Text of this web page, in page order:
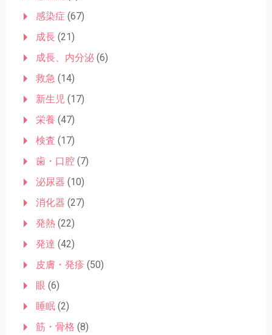
感染症 (67)
成長(21)
成長、内分泌(6)
救急 (14)
新生児 (17)
栄養 (47)
検査 (17)
歯・口腔(7)
泌尿器 (10)
消化器 (27)
発熱(22)
発達 (42)
皮膚・発疹 (50)
眼 (6)
睡眠(2)
筋・骨格 (8)